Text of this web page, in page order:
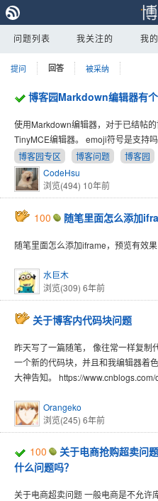
问题列表 我关注的 我
提问 回答 被采纳
博客园Markdown编辑器有
使用Markdown编辑器，对于已结帖
TinyMCE编辑器。 emoji符号是支持
博客园专区
博客问题 博客园
CodeHsu
浏览(494) 10年前
100 随笔里面怎么添加
随笔里面怎么添加iframe，预览有效
水巨木
浏览(309) 6年前
关于博客内代码块问题
昨天写了一篇随笔， 像往常一样复制
一个新的代码块，并且和我编辑器着
大神告知。 https://www.cnblogs.com/
Orangeko
浏览(245) 6年前
100
关于电商抢购超卖问
什么问题吗？
关于电商超卖问题 一般电商是不允许